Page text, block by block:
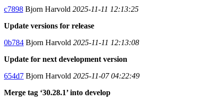
c7898 Bjorn Harvold 2025-11-11 12:13:25
Update versions for release
0b784 Bjorn Harvold 2025-11-11 12:13:08
Update for next development version
654d7 Bjorn Harvold 2025-11-07 04:22:49
Merge tag ‘30.28.1’ into develop